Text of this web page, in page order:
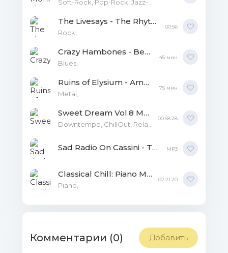
The Livesays - The Rhythm of Love and Dysfunction MP3
Rock,
00:56
Crazy Hambones - Beautiful MP3
Blues,
45 мин
Ruins of Elysium - Amphitrite: Ancient Sanctuary in the Sea MP3
Metal,
75 мин
Sweet Dream Vol.8 MP3
00:58:28
Sad Radio On Cassini - The Pearl Of Chillout Vol.3 MP3 MP3
Classical Chill: Piano MP3
Piano,
02:21:20
Комментарии (0) Добавить